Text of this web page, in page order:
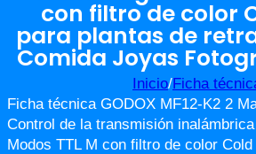
con filtro de color
para plantas de
Comida Joyas
Inicio/Ficha
Ficha técnica GODOX MF12-K2 2
Control de la transmisión
Modos TTL M con filtro de color